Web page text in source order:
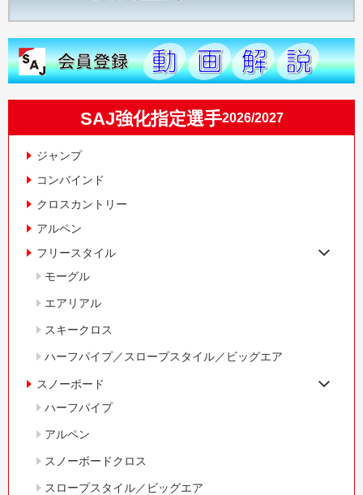
SAJ強化指定選手2026/2027
ジャンプ
コンバインド
クロスカントリー
アルペン
フリースタイル
モーグル
エアリアル
スキークロス
ハーフパイプ／スロープスタイル／ビッグエア
スノーボード
ハーフパイプ
アルペン
スノーボードクロス
スロープスタイル／ビッグエア